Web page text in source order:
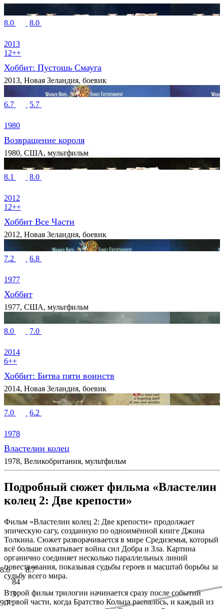
8.6
8.7
84
3
9.7
8.0 8.0
2013
12++
Хоббит: Пустошь Смауга
2013, Новая Зеландия, боевик
6.7 5.7
1980
Возвращение короля
1980, США, мультфильм
8.1 8.0
2012
12++
Хоббит Все Части
2012, Новая Зеландия, боевик
7.2 6.8
1977
Хоббит
1977, США, мультфильм
8.0 7.0
2014
6++
Хоббит: Битва пяти воинств
2014, Новая Зеландия, боевик
7.0 6.2
1978
Властелин колец
1978, Великобритания, мультфильм
Подробный сюжет фильма «Властелин
колец 2: Две крепости»
Фильм «Властелин колец 2: Две крепости» продолжает
эпическую сагу, созданную по одноимённой книге Джона
Толкина. Сюжет разворачивается в мире Средиземья, который
всё больше охватывает война сил Добра и Зла. Картина
органично соединяет несколько параллельных линий
повествования, показывая судьбы героев и масштаб борьбы за
судьбу всего мира.
Второй фильм трилогии начинается сразу после событий
первой части, когда Братство Кольца распалось, и каждый из